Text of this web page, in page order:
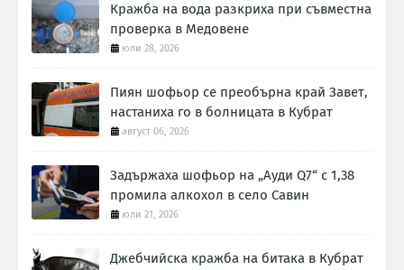
Кражба на вода разкриха при съвместна
проверка в Медовене
юли 28, 2026
Пиян шофьор се преобърна край Завет,
настаниха го в болницата в Кубрат
август 06, 2026
Задържаха шофьор на „Ауди Q7“ с 1,38
промила алкохол в село Савин
юли 21, 2026
Джебчийска кражба на битака в Кубрат